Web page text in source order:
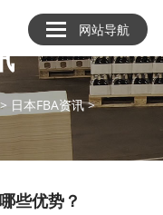
网站导航
> 日本FBA资讯>
些优势？